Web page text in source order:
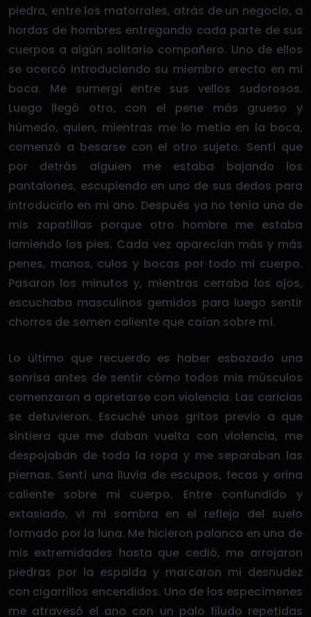
piedra, entre los matorrales, atrás de un negocio, a
hordas de hombres entregando cada parte de sus
cuerpos a algún solitario compañero. Uno de ellos
se acercó introduciendo su miembro erecto en mi
boca. Me sumergí entre sus vellos sudorosos.
Luego llegó otro, con el pene más grueso y
húmedo, quien, mientras me lo metía en la boca,
comenzó a besarse con el otro sujeto. Sentí que
por detrás alguien me estaba bajando los
pantalones, escupiendo en uno de sus dedos para
introducirlo en mi ano. Después ya no tenía una de
mis zapatillas porque otro hombre me estaba
lamiendo los pies. Cada vez aparecían más y más
penes, manos, culos y bocas por todo mi cuerpo.
Pasaron los minutos y, mientras cerraba los ojos,
escuchaba masculinos gemidos para luego sentir
chorros de semen caliente que caían sobre mí.
Lo último que recuerdo es haber esbozado una
sonrisa antes de sentir cómo todos mis músculos
comenzaron a apretarse con violencia. Las caricias
se detuvieron. Escuché unos gritos previo a que
sintiera que me daban vuelta con violencia, me
despojaban de toda la ropa y me separaban las
piernas. Sentí una lluvia de escupos, fecas y orina
caliente sobre mi cuerpo. Entre confundido y
extasiado, vi mi sombra en el reflejo del suelo
formado por la luna. Me hicieron palanca en una de
mis extremidades hasta que cedió, me arrojaron
piedras por la espalda y marcaron mi desnudez
con cigarrillos encendidos. Uno de los especímenes
me atravesó el ano con un palo filudo repetidas